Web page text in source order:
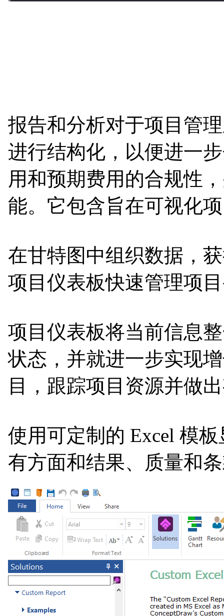
报告和分析对于项目管
进行结构化，以便进一
用和预期费用的合规性
能。它包含旨在可视化
在甘特图中组织数据，
项目仪表板快速管理项
项目仪表板将当前信息
状态，并就进一步实现
目，跟踪项目资源并做
使用可定制的 Excel 模
有方面和结果、质量和